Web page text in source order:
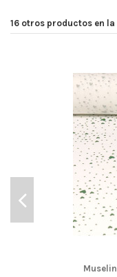
16 otros productos en